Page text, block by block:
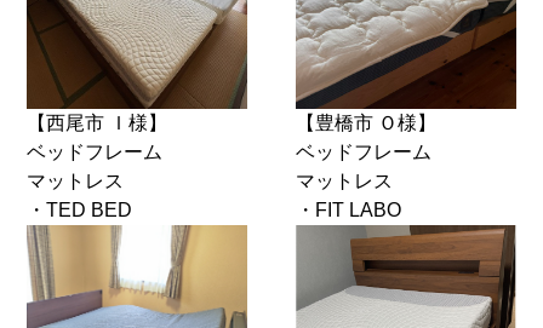
【西尾市 Ｉ様】
ベッドフレーム
マットレス
・TED BED
【豊橋市 Ｏ様】
ベッドフレーム
マットレス
・FIT LABO